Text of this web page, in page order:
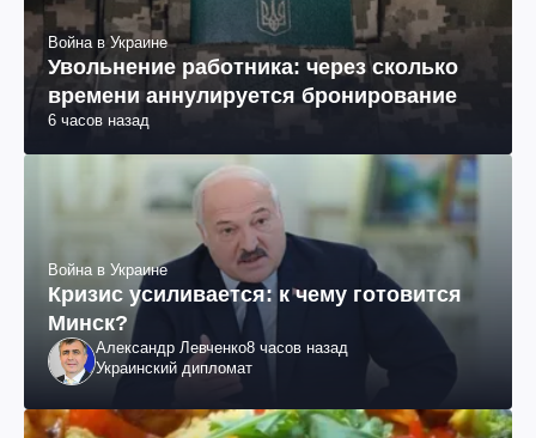
Война в Украине
Увольнение работника: через сколько
времени аннулируется бронирование
6 часов назад
Война в Украине
Кризис усиливается: к чему готовится
Минск?
Александр Левченко8 часов назад
Украинский дипломат